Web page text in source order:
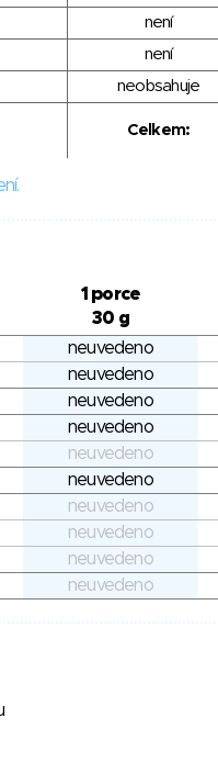
není
není
neobsahuje
Celkem:
1 porce
30 g
neuvedeno
neuvedeno
neuvedeno
neuvedeno
neuvedeno
neuvedeno
neuvedeno
neuvedeno
neuvedeno
neuvedeno